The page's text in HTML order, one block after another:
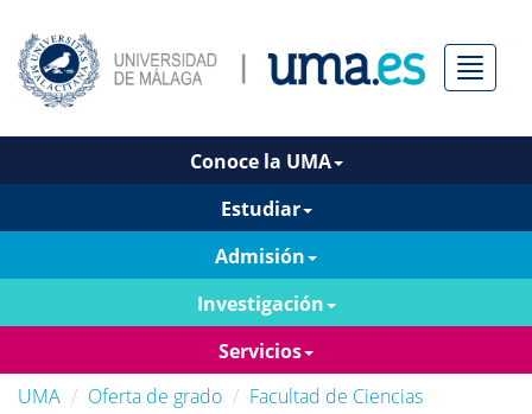
Menú
Conoce la UMA
Estudiar
Admisión
Investigación
Servicios
UMA
Oferta de grado
Facultad de Ciencias